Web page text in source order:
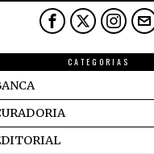
CATEGORIAS